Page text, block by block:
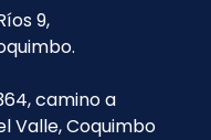
9,
camino a
Valle, Coquimbo